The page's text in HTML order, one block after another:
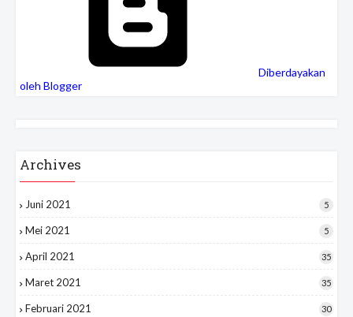
Diberdayakan
oleh Blogger
Archives
Juni 2021 5
Mei 2021 5
April 2021 35
Maret 2021 35
Februari 2021 30